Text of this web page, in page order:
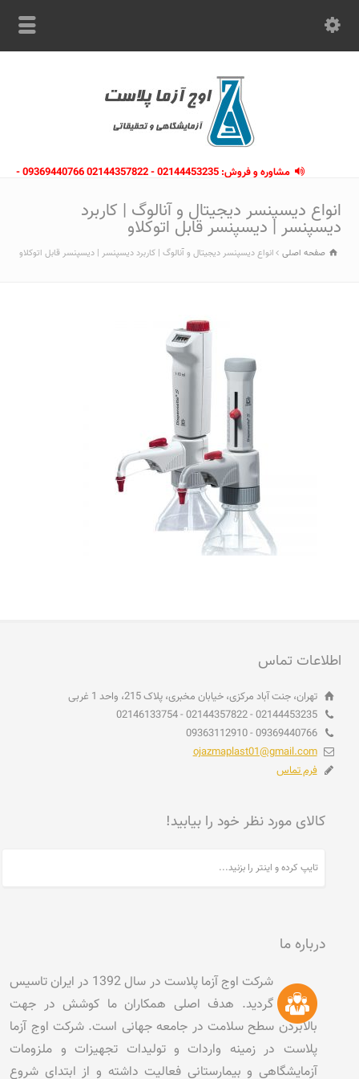
مشاوره و فروش: 02144453235 - 02144357822 09369440766 -
انواع دیسپنسر دیجیتال و آنالوگ | کاربرد
دیسپنسر | دیسپنسر قابل اتوکلاو
صفحه اصلی انواع دیسپنسر دیجیتال و آنالوگ | کاربرد دیسپنسر | دیسپنسر قابل اتوکلاو
اطلاعات تماس
تهران، جنت آباد مرکزی، خیابان مخبری، پلاک 215، واحد 1 غربی
02144453235 - 02144357822 - 02146133754
09369440766 - 09363112910
ojazmaplast01@gmail.com
فرم تماس
کالای مورد نظر خود را بیابید!
درباره ما
شرکت اوج آزما پلاست در سال 1392 در ایران تاسیس
گردید. هدف اصلی همکاران ما کوشش در جهت
بالابردن سطح سلامت در جامعه جهانی است. شرکت اوج آزما
پلاست در زمینه واردات و تولیدات تجهیزات و ملزومات
آزمایشگاهی و بیمارستانی فعالیت داشته و از ابتدای شروع